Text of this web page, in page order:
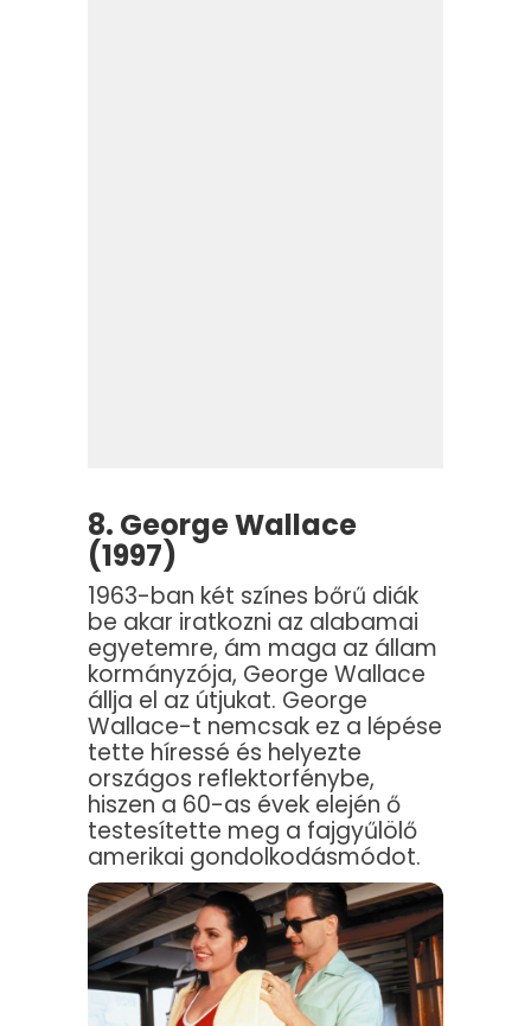
8. George Wallace
(1997)
1963-ban két színes bőrű diák
be akar iratkozni az alabamai
egyetemre, ám maga az állam
kormányzója, George Wallace
állja el az útjukat. George
Wallace-t nemcsak ez a lépése
tette híressé és helyezte
országos reflektorfénybe,
hiszen a 60-as évek elején ő
testesítette meg a fajgyűlölő
amerikai gondolkodásmódot.